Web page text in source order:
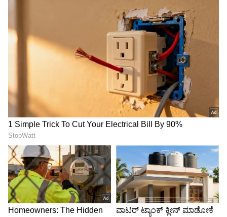
22 ಕ್ಯಾರಟ್ ಚಿನ್ನದ ಬೆಲೆಯಲ್ಲಿ ಗಣನೀಯ ಇಳಿಕೆ
ಇನ್ನೊಂದೆಡೆ 22 ಕ್ಯಾರಟ್ ಚಿನ್ನದ ಬೆಲೆಯಲ್ಲೂ ಕೂಡಾ
ಗಣನೀಯ ಪ್ರಮಾಣದಲ್ಲಿ ಇಳಿಕೆಯಾಗಿದೆ. ಆಭರಣ
ಚಿನ್ನವೆಂದು ಕರೆಸಿಕೊಳ್ಳುವ 22 ಕ್ಯಾರಟ್ 10 ಗ್ರಾಮ್ ಚಿನ್ನದ
ಬೆಲೆಯಲ್ಲಿ 700 ರುಪಾಯಿ ಇಳಿಕೆಯಾಗಿದೆ. ಇದರೊಂದಿಗೆ
ಒಂದು ಗ್ರಾಮ್ 22 ಕ್ಯಾರಟ್ ಚಿನ್ನದ ಬೆಲೆ ಇದೀಗ ಇಂದು
13,245 ರುಪಾಯಿಗಳಾಗಿದೆ.
5
6